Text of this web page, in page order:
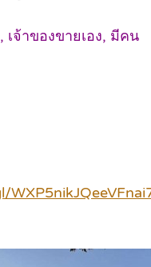
เจ้าของขายเอง, มีคน